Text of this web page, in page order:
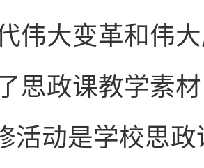
伟大变革和伟
思政课教学素
活动是学校思